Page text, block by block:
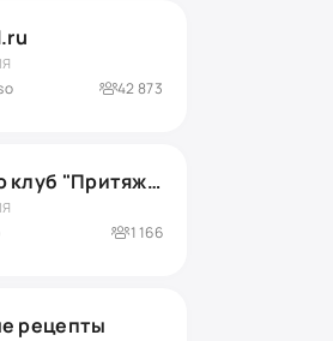
42 873
❤Диско клуб "Притяжение"❤
1 166
рецепты